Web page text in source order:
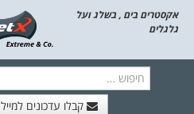
אקסטרים בים , בשלג ועל
גלגלים
קבלו עדכונים למייל